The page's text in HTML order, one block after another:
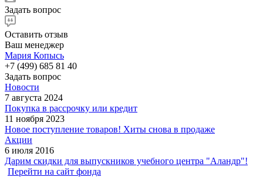
Задать вопрос
Оставить отзыв
Ваш менеджер
Мария Копысь
+7 (499) 685 81 40
Задать вопрос
Новости
7 августа 2024
Покупка в рассрочку или кредит
11 ноября 2023
Новое поступление товаров! Хиты снова в продаже
Акции
6 июля 2016
Дарим скидки для выпускников учебного центра "Аландр"!
Перейти на сайт фонда